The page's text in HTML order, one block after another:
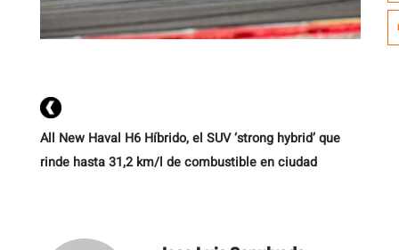
All New Haval H6 Híbrido, el SUV ‘strong hybrid’ que
rinde hasta 31,2 km/l de combustible en ciudad